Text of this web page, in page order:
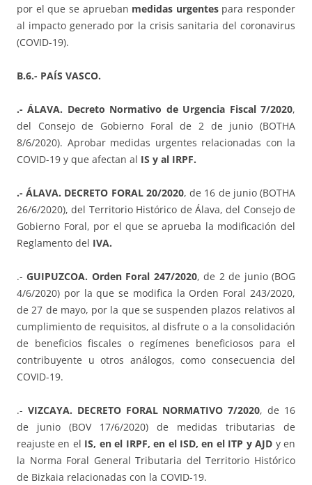
por el que se aprueban medidas urgentespara responder
al impacto generado por la crisis sanitaria del coronavirus
(COVID-19).
B.6.- PAÍS VASCO.
.- ÁLAVA. Decreto Normativo de Urgencia Fiscal 7/2020,
del Consejo de Gobierno Foral de 2 de junio (BOTHA
8/6/2020). Aprobar medidas urgentes relacionadas con la
COVID-19 y que afectan al IS y al IRPF.
.- ÁLAVA. DECRETO FORAL 20/2020, de 16 de junio (BOTHA
26/6/2020), del Territorio Histórico de Álava, del Consejo de
Gobierno Foral, por el que se aprueba la modificación del
Reglamento del IVA.
.-GUIPUZCOA. Orden Foral 247/2020, de 2 de junio (BOG
4/6/2020) por la que se modifica la Orden Foral 243/2020,
de 27 de mayo, por la que se suspenden plazos relativos al
cumplimiento de requisitos, al disfrute o a la consolidación
de beneficios fiscales o regímenes beneficiosos para el
contribuyente u otros análogos, como consecuencia del
COVID-19.
.- VIZCAYA. DECRETO FORAL NORMATIVO 7/2020, de 16
de junio (BOV 17/6/2020) de medidas tributarias de
reajuste en el IS, en el IRPF, en el ISD, en el ITP y AJD y en
la Norma Foral General Tributaria del Territorio Histórico
de Bizkaia relacionadas con la COVID-19.